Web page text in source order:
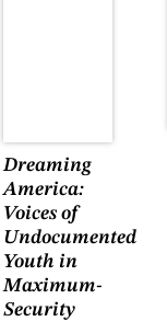
Dreaming
America:
Voices of
Undocumented
Youth in
Maximum-
Security